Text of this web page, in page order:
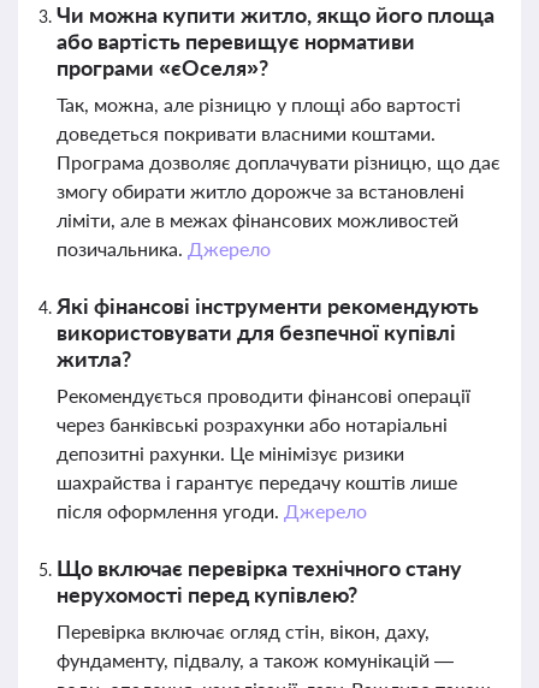
Чи можна купити житло, якщо його площа
або вартість перевищує нормативи
програми «єОселя»?
Так, можна, але різницю у площі або вартості
доведеться покривати власними коштами.
Програма дозволяє доплачувати різницю, що дає
змогу обирати житло дорожче за встановлені
ліміти, але в межах фінансових можливостей
позичальника. Джерело
Які фінансові інструменти рекомендують
використовувати для безпечної купівлі
житла?
Рекомендується проводити фінансові операції
через банківські розрахунки або нотаріальні
депозитні рахунки. Це мінімізує ризики
шахрайства і гарантує передачу коштів лише
після оформлення угоди. Джерело
Що включає перевірка технічного стану
нерухомості перед купівлею?
Перевірка включає огляд стін, вікон, даху,
фундаменту, підвалу, а також комунікацій —